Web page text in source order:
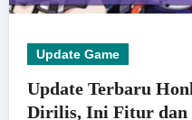
Update Game
Update Terbaru
Dirilis, Ini Fitur dan